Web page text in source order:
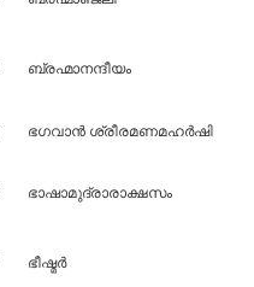
ബ്രഹ്മാനന്ദീയം
ഭഗവാന്‍ ശ്രീരമണമഹര്‍ഷി
ഭാഷാമുദ്രാരാക്ഷസം
ഭീഷ്മര്‍